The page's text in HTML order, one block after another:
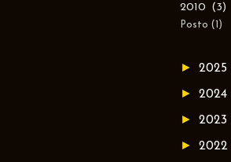
2010 (3)
Posto (1)
► 2025
► 2024
► 2023
► 2022